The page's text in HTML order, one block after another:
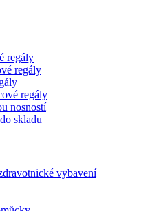
regály
regály
regály
nosností
skladu
vybavení